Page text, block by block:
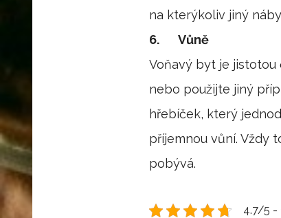
na kterýkoliv jiný
6. Vůně
Voňavý byt je jistotou
nebo použijte jiný
hřebíček, který
příjemnou vůní. Vždy
pobývá.
4.7/5 -